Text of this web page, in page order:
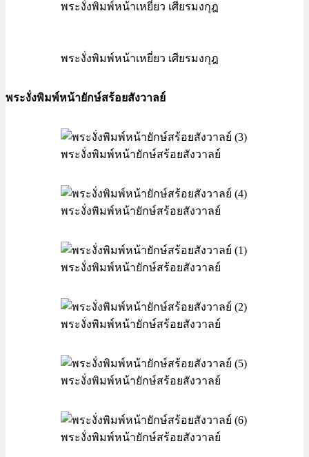
พระงั่งพิมพ์หน้าเหยี่ยว เศียรมงกุฎ
พระงั่งพิมพ์หน้าเหยี่ยว เศียรมงกุฎ
พระงั่งพิมพ์หน้ายักษ์สร้อยสังวาลย์
พระงั่งพิมพ์หน้ายักษ์สร้อยสังวาลย์
พระงั่งพิมพ์หน้ายักษ์สร้อยสังวาลย์
พระงั่งพิมพ์หน้ายักษ์สร้อยสังวาลย์
พระงั่งพิมพ์หน้ายักษ์สร้อยสังวาลย์
พระงั่งพิมพ์หน้ายักษ์สร้อยสังวาลย์
พระงั่งพิมพ์หน้ายักษ์สร้อยสังวาลย์